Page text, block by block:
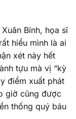
Bính, họa sĩ
hiểu mình là ai
xét này hết
tựu mà vị “kỳ
điểm xuất phát
giờ cũng được
thống quý báu